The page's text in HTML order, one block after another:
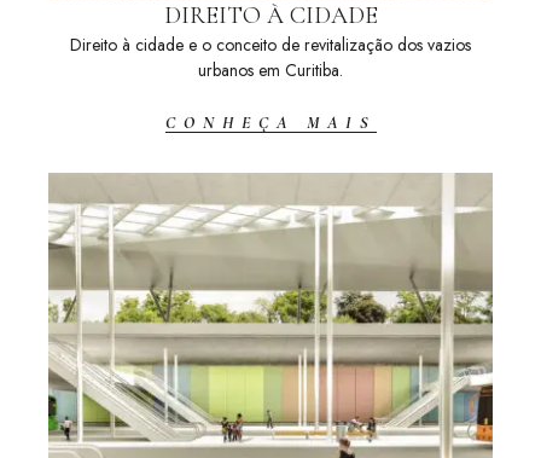
DIREITO À CIDADE
Direito à cidade e o conceito de revitalização dos vazios
urbanos em Curitiba.
CONHEÇA MAIS